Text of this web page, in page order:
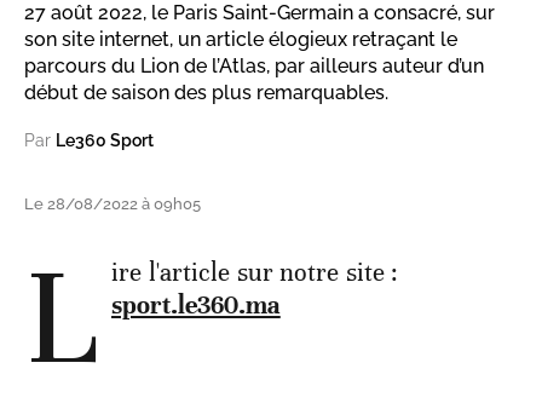
27 août 2022, le Paris Saint-Germain a consacré, sur
son site internet, un article élogieux retraçant le
parcours du Lion de l’Atlas, par ailleurs auteur d’un
début de saison des plus remarquables.
Par Le360 Sport
Le 28/08/2022 à 09h05
L ire l'article sur notre site :
sport.le360.ma